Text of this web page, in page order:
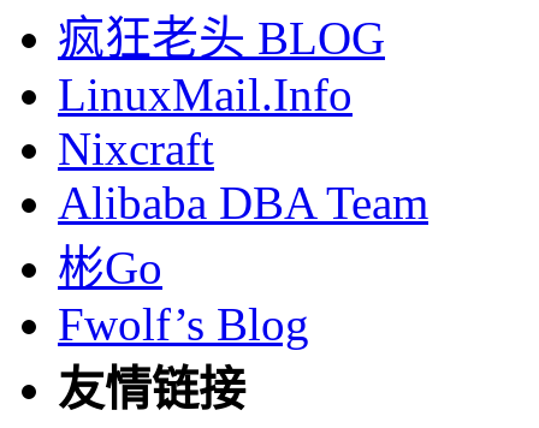
疯狂老头 BLOG
LinuxMail.Info
Nixcraft
Alibaba DBA Team
彬Go
Fwolf’s Blog
友情链接